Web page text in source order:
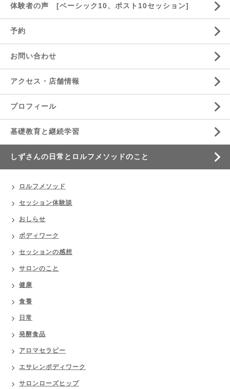
体験者の声 [ベーシック10、ポスト10セッション]
予約
お問い合わせ
アクセス・店舗情報
プロフィール
基礎教育と継続学習
しずさんの日常とロルフメソッドのこと
ロルフメソッド
セッション体験談
おしらせ
ボディワーク
セッションの感想
サロンのこと
健康
食養
日常
発酵食品
アロマセラピー
エサレンボディワーク
サロンローズヒップ